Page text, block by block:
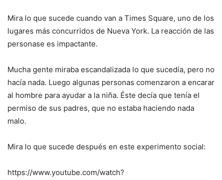
Mira lo que sucede cuando van a Times Square, uno de los
lugares más concurridos de Nueva York. La reacción de las
personase es impactante.
Mucha gente miraba escandalizada lo que sucedía, pero no
hacía nada. Luego algunas personas comenzaron a encarar
al hombre para ayudar a la niña. Éste decía que tenía el
permiso de sus padres, que no estaba haciendo nada
malo.
Mira lo que sucede después en este experimento social:
https://www.youtube.com/watch?